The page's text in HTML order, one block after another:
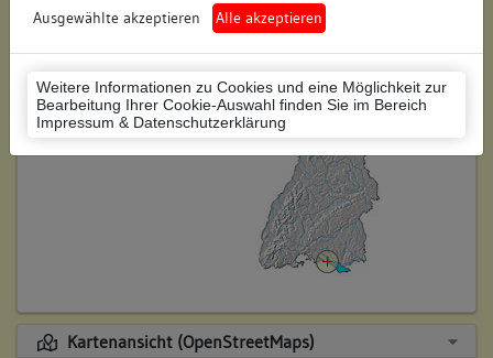
Ausgewählte akzeptieren Alle akzeptieren
Weitere Informationen zu Cookies und eine Möglichkeit zur
Bearbeitung Ihrer Cookie-Auswahl finden Sie im Bereich
Impressum & Datenschutzerklärung
Flurstücknummer: keine
Historischer Straßenname: keiner
Historische Gebäudenummer: keine
Lage des Wohnplatzes:
Kartenansicht (OpenStreetMaps)